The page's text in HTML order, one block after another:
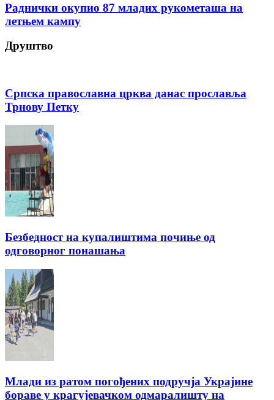
Раднички окупио 87 младих рукометаша на
летњем кампу
Друштво
Српска православна црква данас прославља
Трнову Петку
Безбедност на купалиштима почиње од
одговорног понашања
Млади из ратом погођених подручја Украјине
бораве у крагујевачком одмаралишту на